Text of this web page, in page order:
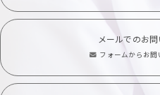
メールでのお
フォームからお問